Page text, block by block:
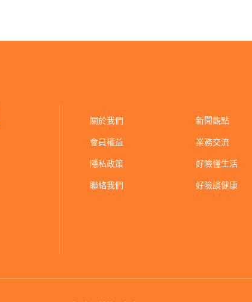
關於我們
會員權益
隱私政策
聯絡我們
新聞觀點
業務交流
好險懂生活
好險談健康